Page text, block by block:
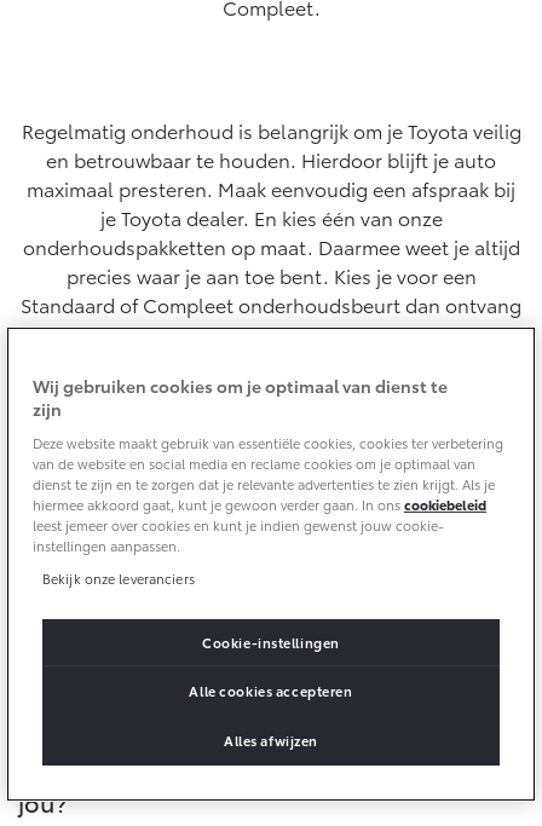
Toyota Service Documentatie (SIL)
Schade & Garantie
Toyota Pechhulp
Schade & Glasherstel
10 jaar Toyota garantie
10 jaar batterijgarantie
Onderdelen & Accessoires
Onderdelen
Accessoires
Connected Services
Compleet.
Regelmatig onderhoud is belangrijk om je Toyota veilig
en betrouwbaar te houden. Hierdoor blijft je auto
maximaal presteren. Maak eenvoudig een afspraak bij
je Toyota dealer. En kies één van onze
onderhoudspakketten op maat. Daarmee weet je altijd
precies waar je aan toe bent. Kies je voor een
Standaard of Compleet onderhoudsbeurt dan ontvang
je gratis Toyota pechhulp in vrijwel heel Europa.
Plan je afspraak
Voordelen onderhoud op maat:
Keuze uit onderhoudspakketten: Budget, Standaard
of Compleet
Altijd het officiële fabrieksonderhoud
Je weet vooraf precies waar je aan toe bent
Welk onderhoudspakket past het best bij
jou?
Wij gebruiken cookies om je optimaal van dienst te
zijn
Deze website maakt gebruik van essentiële cookies, cookies ter verbetering
van de website en social media en reclame cookies om je optimaal van
dienst te zijn en te zorgen dat je relevante advertenties te zien krijgt. Als je
hiermee akkoord gaat, kunt je gewoon verder gaan. In onscookiebeleid
leest jemeer over cookies en kunt je indien gewenst jouw cookie-
instellingen aanpassen.
Bekijk onze leveranciers
Cookie-instellingen
Alles afwijzen
Alle cookies accepteren